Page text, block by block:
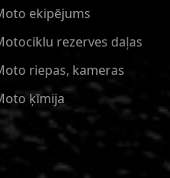
ekipējums
rezerves daļas
riepas, kameras
ķīmija